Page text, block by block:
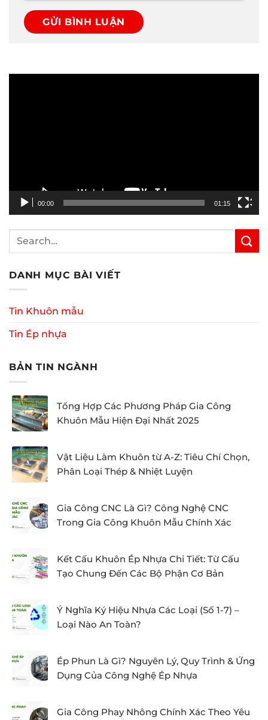
00:00 01:15
DANH MỤC BÀI VIẾT
Tin Khuôn mẫu
Tin Ép nhựa
BẢN TIN NGÀNH
Tổng Hợp Các Phương Pháp Gia Công
Khuôn Mẫu Hiện Đại Nhất 2025
Vật Liệu Làm Khuôn từ A-Z: Tiêu Chí Chọn,
Phân Loại Thép & Nhiệt Luyện
Gia Công CNC Là Gì? Công Nghệ CNC
Trong Gia Công Khuôn Mẫu Chính Xác
Kết Cấu Khuôn Ép Nhựa Chi Tiết: Từ Cấu
Tạo Chung Đến Các Bộ Phận Cơ Bản
Ý Nghĩa Ký Hiệu Nhựa Các Loại (Số 1-7) –
Loại Nào An Toàn?
Ép Phun Là Gì? Nguyên Lý, Quy Trình & Ứng
Dụng Của Công Nghệ Ép Nhựa
Gia Công Phay Nhông Chính Xác Theo Yêu